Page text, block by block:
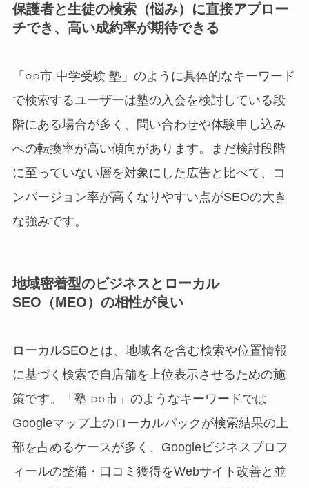
保護者と生徒の検索（悩み）に直接アプロー
チでき、高い成約率が期待できる
「○○市 中学受験 塾」のように具体的なキーワード
で検索するユーザーは塾の入会を検討している段
階にある場合が多く、問い合わせや体験申し込み
への転換率が高い傾向があります。まだ検討段階
に至っていない層を対象にした広告と比べて、コ
ンバージョン率が高くなりやすい点がSEOの大き
な強みです。
地域密着型のビジネスとローカル
SEO（MEO）の相性が良い
ローカルSEOとは、地域名を含む検索や位置情報
に基づく検索で自店舗を上位表示させるための施
策です。「塾 ○○市」のようなキーワードでは
Googleマップ上のローカルパックが検索結果の上
部を占めるケースが多く、Googleビジネスプロフ
ィールの整備・口コミ獲得をWebサイト改善と並